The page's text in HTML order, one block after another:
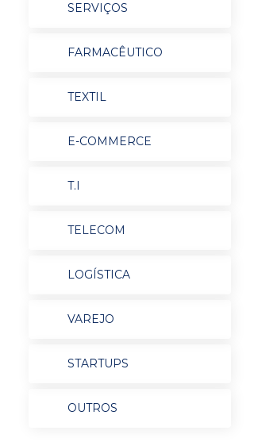
SERVIÇOS
FARMACÊUTICO
TEXTIL
E-COMMERCE
T.I
TELECOM
LOGÍSTICA
VAREJO
STARTUPS
OUTROS